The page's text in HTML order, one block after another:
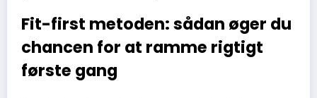
Fit-first metoden: sådan øger du
chancen for at ramme rigtigt
første gang